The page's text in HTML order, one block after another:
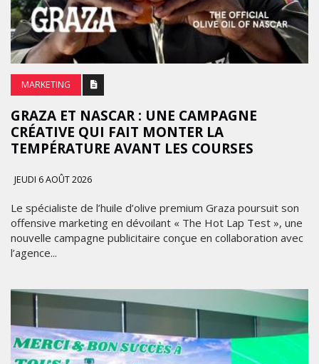
MARKETING
GRAZA ET NASCAR : UNE CAMPAGNE
CRÉATIVE QUI FAIT MONTER LA
TEMPÉRATURE AVANT LES COURSES
JEUDI 6 AOÛT 2026
Le spécialiste de l’huile d’olive premium Graza poursuit son
offensive marketing en dévoilant « The Hot Lap Test », une
nouvelle campagne publicitaire conçue en collaboration avec
l’agence...